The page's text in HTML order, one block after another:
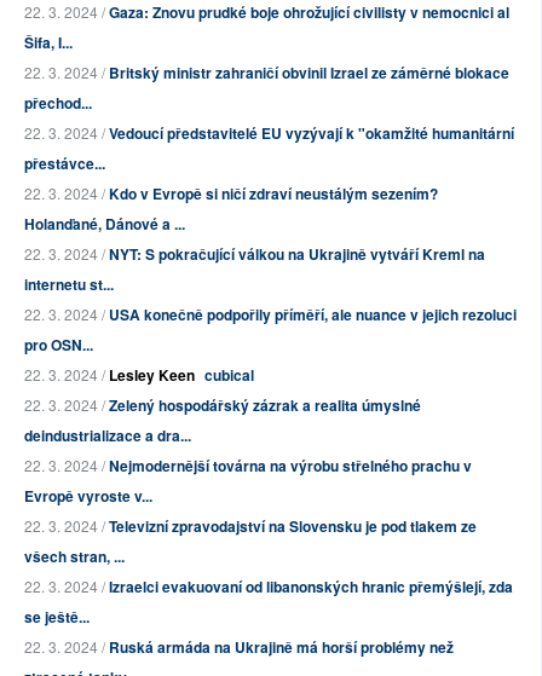
22. 3. 2024 /Gaza: Znovu prudké boje ohrožující civilisty v nemocnici al
Šifa, I...
22. 3. 2024 /Britský ministr zahraničí obvinil Izrael ze záměrné blokace
přechod...
22. 3. 2024 /Vedoucí představitelé EU vyzývají k "okamžité humanitární
přestávce...
22. 3. 2024 /Kdo v Evropě si ničí zdraví neustálým sezením?
Holanďané, Dánové a ...
22. 3. 2024 /NYT: S pokračující válkou na Ukrajině vytváří Kreml na
internetu st...
22. 3. 2024 /USA konečně podpořily příměří, ale nuance v jejich rezoluci
pro OSN...
22. 3. 2024 /Lesley Keen cubical
22. 3. 2024 /Zelený hospodářský zázrak a realita úmyslné
deindustrializace a dra...
22. 3. 2024 /Nejmodernější továrna na výrobu střelného prachu v
Evropě vyroste v...
22. 3. 2024 /Televizní zpravodajství na Slovensku je pod tlakem ze
všech stran, ...
22. 3. 2024 /Izraelci evakuovaní od libanonských hranic přemýšlejí, zda
se ještě...
22. 3. 2024 /Ruská armáda na Ukrajině má horší problémy než